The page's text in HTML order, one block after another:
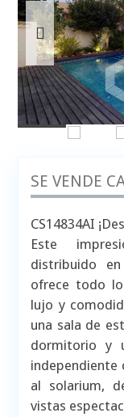
SE VENDE
CS14834AI
Este
distribuido
ofrece todo
lujo y
una sala de
dormitorio y
independiente
al solarium,
vistas